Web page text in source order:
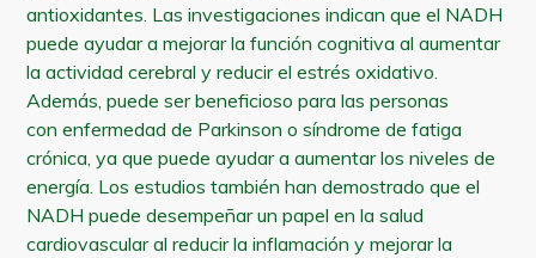
antioxidantes. Las investigaciones indican que el NADH
puede ayudar a mejorar la función cognitiva al aumentar
la actividad cerebral y reducir el estrés oxidativo.
Además, puede ser beneficioso para las personas
con enfermedad de Parkinson o síndrome de fatiga
crónica, ya que puede ayudar a aumentar los niveles de
energía. Los estudios también han demostrado que el
NADH puede desempeñar un papel en la salud
cardiovascular al reducir la inflamación y mejorar la